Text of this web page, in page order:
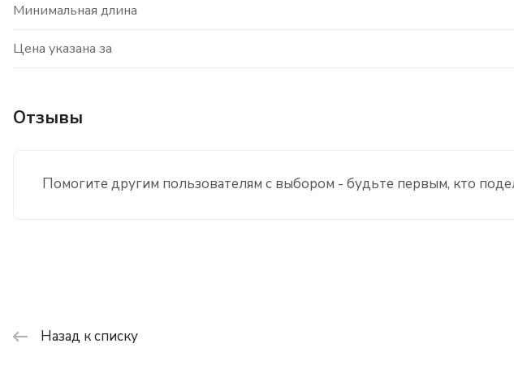
Минимальная длина
Цена указана за
Отзывы
Помогите другим пользователям с выбором - будьте первым, кто
Назад к списку